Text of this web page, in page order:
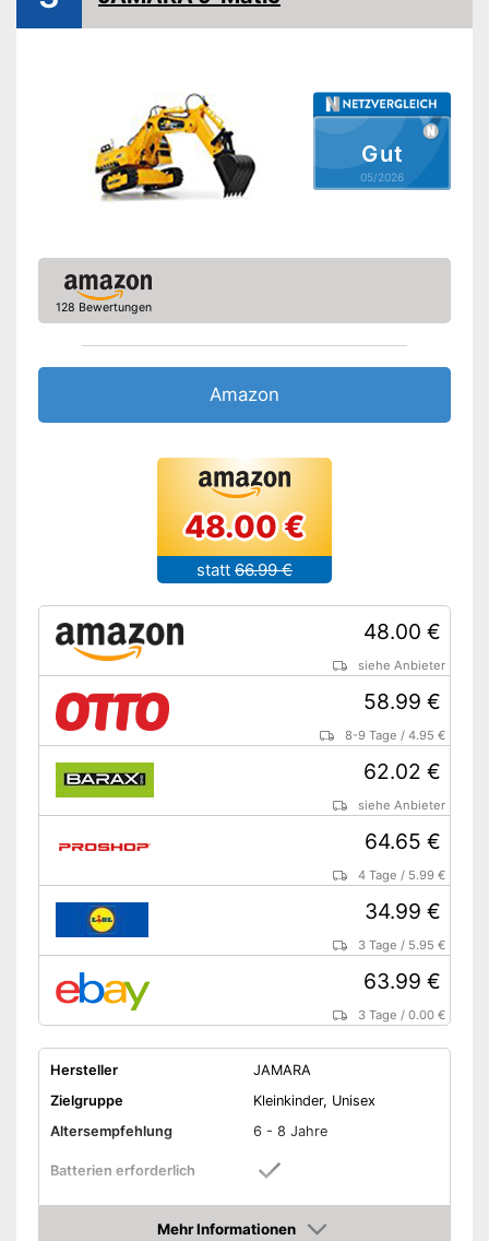
Mit Sound ausgestattet
Nachteile
Amazon Lieferzeit
siehe Anbieter
Gut
05/2026
128 Bewertungen
Amazon
48.00 €
statt 66.99 €
48.00 €
siehe Anbieter
58.99 €
8-9 Tage /4.95 €
62.02 €
siehe Anbieter
64.65 €
4 Tage / 5.99 €
34.99 €
3 Tage / 5.95 €
63.99 €
3 Tage /0.00 €
Hersteller
JAMARA
Zielgruppe
Kleinkinder, Unisex
Altersempfehlung
6 - 8 Jahre
Batterien erforderlich
Mehr Informationen